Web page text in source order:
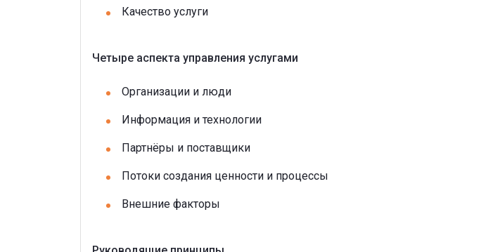
Качество услуги
Четыре аспекта управления услугами
Организации и люди
Информация и технологии
Партнёры и поставщики
Потоки создания ценности и процессы
Внешние факторы